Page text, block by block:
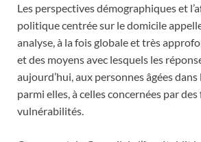
Les perspectives démographiques et
politique centrée sur le domicile
analyse, à la fois globale et très
et des moyens avec lesquels les
aujourd’hui, aux personnes âgées
parmi elles, à celles concernées par
vulnérabilités.